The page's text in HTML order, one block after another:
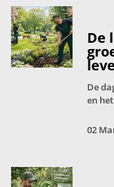
De
De
en
02